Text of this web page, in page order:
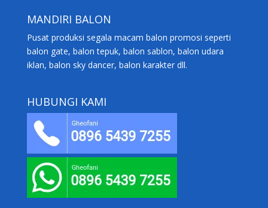
MANDIRI BALON
Pusat produksi segala macam balon promosi seperti
balon gate, balon tepuk, balon sablon, balon udara
iklan, balon sky dancer, balon karakter dll.
HUBUNGI KAMI